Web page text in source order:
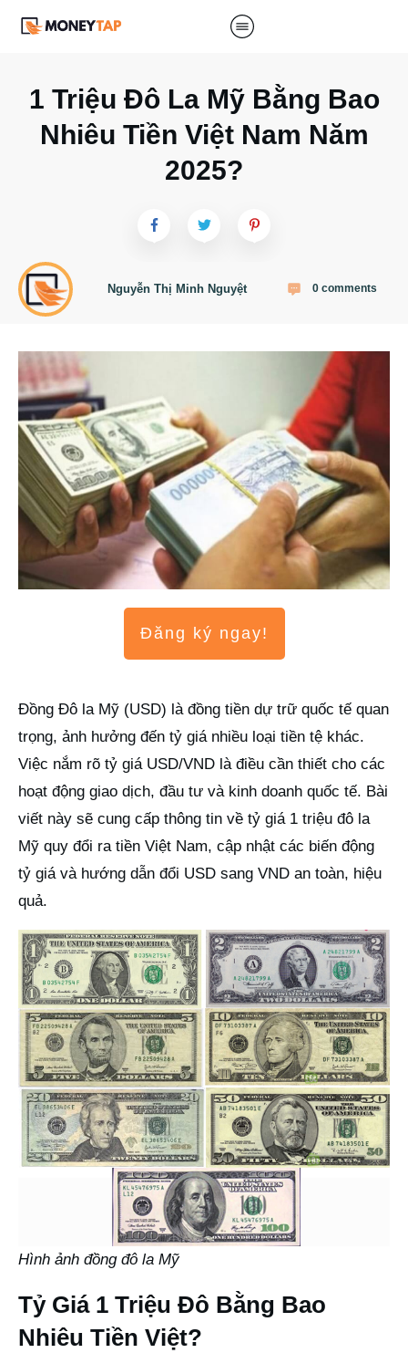
1 Triệu Đô La Mỹ Bằng Bao
Nhiêu Tiền Việt Nam Năm
2025?
Nguyễn Thị Minh Nguyệt 0comments
Đăng ký ngay!
Đồng Đô la Mỹ (USD) là đồng tiền dự trữ quốc tế quan
trọng, ảnh hưởng đến tỷ giá nhiều loại tiền tệ khác.
Việc nắm rõ tỷ giá USD/VND là điều cần thiết cho các
hoạt động giao dịch, đầu tư và kinh doanh quốc tế. Bài
viết này sẽ cung cấp thông tin về tỷ giá 1 triệu đô la
Mỹ quy đổi ra tiền Việt Nam, cập nhật các biến động
tỷ giá và hướng dẫn đổi USD sang VND an toàn, hiệu
quả.
Hình ảnh đồng đô la Mỹ
Tỷ Giá 1 Triệu Đô Bằng Bao
Nhiêu Tiền Việt?